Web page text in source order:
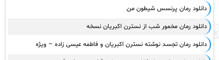
دانلود رمان پرنسس شیطون من
دانلود رمان مخمور شب از نسترن اکبریان نسخه
دانلود رمان تجسد نوشته نسترن اکبریان و فاطمه عیسی زاده – ویژه